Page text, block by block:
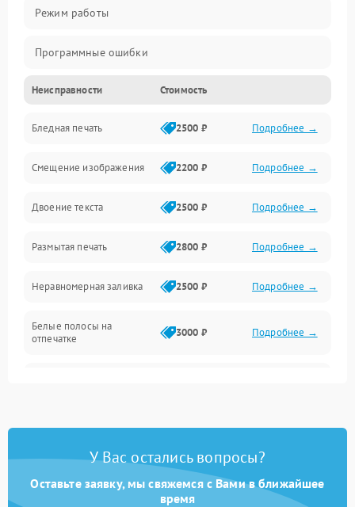
Режим работы
Программные ошибки
Картриджи и расходники
Сканер и копирование
Механика и узлы
Программные сбои
Подключение и интерфейсы
Дисплей и органы управления
Изображение
Неисправности Стоимость
Бледная печать 2500 ₽ Подробнее →
Смещение изображения 2200 ₽ Подробнее →
Двоение текста 2500 ₽ Подробнее →
Размытая печать 2800 ₽ Подробнее →
Неравномерная заливка 2500 ₽ Подробнее →
Белые полосы на
отпечатке
3000 ₽ Подробнее →
У Вас остались вопросы?
Оставьте заявку, мы свяжемся с Вами в ближайшее
время